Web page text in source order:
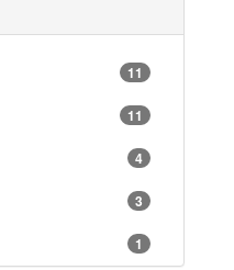
*
*
*
*
*
*
11
11
4
3
1